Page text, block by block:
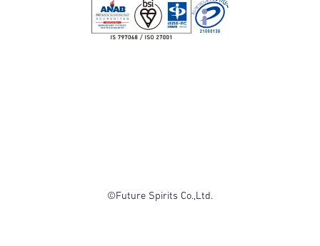
©Future Spirits Co.,Ltd.